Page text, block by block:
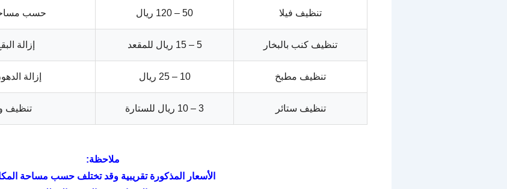
تنظيف فيلا 50 – 120 ريال حسب مساحة
تنظيف كنب بالبخار 5 – 15 ريال للمقعد إزالة
تنظيف مطبخ 10 – 25 ريال إزالة
تنظيف ستائر 3 – 10 ريال للستارة تنظيف
ملاحظة:
الأسعار المذكورة تقريبية وقد تختلف حسب مساحة